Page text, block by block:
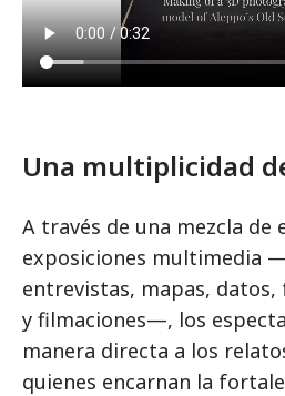
Una multiplicidad
A través de una mezcla de
exposiciones multimedia
entrevistas, mapas,
y filmaciones—, los
manera directa a los
quienes encarnan la